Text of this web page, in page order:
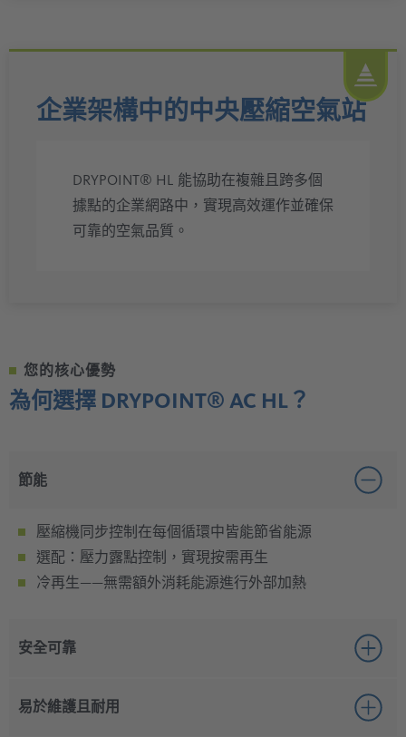
企業架構中的中央壓縮空氣站
DRYPOINT® HL 能協助在複雜且跨多個
據點的企業網路中，實現高效運作並確保
可靠的空氣品質。
您的核心優勢
為何選擇 DRYPOINT® AC HL？
節能
壓縮機同步控制在每個循環中皆能節省能源
選配：壓力露點控制，實現按需再生
冷再生——無需額外消耗能源進行外部加熱
安全可靠
故障安全運作：即使發生停電，仍可維持壓縮空氣流量
吸附過程具備均勻的氣流分布
易於維護且耐用